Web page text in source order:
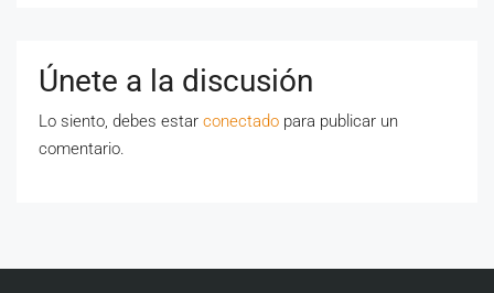
Únete a la discusión
Lo siento, debes estar conectado para publicar un
comentario.